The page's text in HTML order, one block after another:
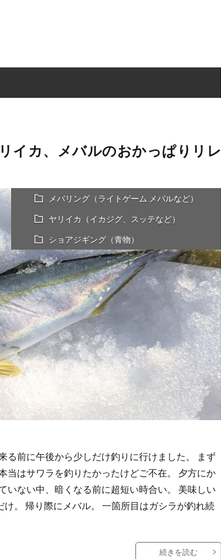
イカ、メバルのおかっぱりリレ
メバリング（ライトゲーム メバルなど）
ヤリイカ（イカジグ、スッテなど）
ショアジギング（青物）
る前に午後から少しだけ釣りに行けました。 まず
当はサワラを釣りたかったけどご不在。 夕方にか
いない中、暗くなる前に超短い時合い。 美味しい
。 帰り際にメバル。 一箇所目はガシラが釣れ続
続きを読む